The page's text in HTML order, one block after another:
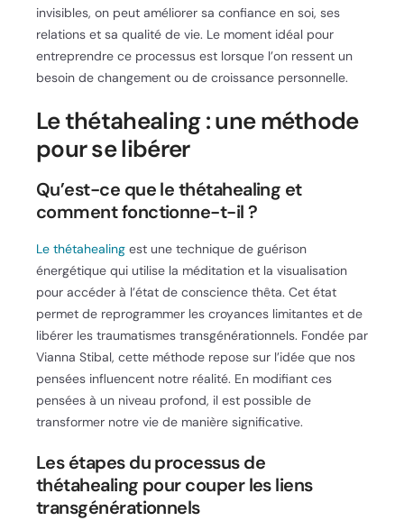
invisibles, on peut améliorer sa confiance en soi, ses
relations et sa qualité de vie. Le moment idéal pour
entreprendre ce processus est lorsque l’on ressent un
besoin de changement ou de croissance personnelle.
Le thétahealing : une méthode
pour se libérer
Qu’est-ce que le thétahealing et
comment fonctionne-t-il ?
Le thétahealing est une technique de guérison
énergétique qui utilise la méditation et la visualisation
pour accéder à l’état de conscience thêta. Cet état
permet de reprogrammer les croyances limitantes et de
libérer les traumatismes transgénérationnels. Fondée par
Vianna Stibal, cette méthode repose sur l’idée que nos
pensées influencent notre réalité. En modifiant ces
pensées à un niveau profond, il est possible de
transformer notre vie de manière significative.
Les étapes du processus de
thétahealing pour couper les liens
transgénérationnels